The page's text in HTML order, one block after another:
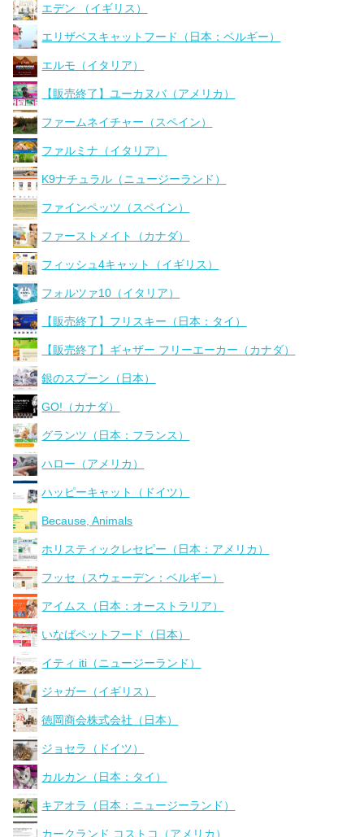
エデン （イギリス）
エリザベスキャットフード（日本：ベルギー）
エルモ（イタリア）
【販売終了】ユーカヌバ（アメリカ）
ファームネイチャー（スペイン）
ファルミナ（イタリア）
K9ナチュラル（ニュージーランド）
ファインペッツ（スペイン）
ファーストメイト（カナダ）
フィッシュ4キャット（イギリス）
フォルツァ10（イタリア）
【販売終了】フリスキー（日本：タイ）
【販売終了】ギャザー フリーエーカー（カナダ）
銀のスプーン（日本）
GO!（カナダ）
グランツ（日本：フランス）
ハロー（アメリカ）
ハッピーキャット（ドイツ）
Because, Animals
ホリスティックレセピー（日本：アメリカ）
フッセ（スウェーデン：ベルギー）
アイムス（日本：オーストラリア）
いなばペットフード（日本）
イティ iti（ニュージーランド）
ジャガー（イギリス）
徳岡商会株式会社（日本）
ジョセラ（ドイツ）
カルカン（日本：タイ）
キアオラ（日本：ニュージーランド）
カークランド コストコ（アメリカ）